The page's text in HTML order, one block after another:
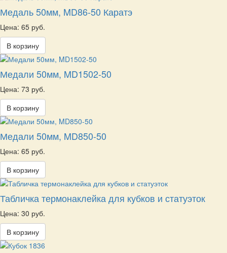
Медаль 50мм, MD86-50 Каратэ
Цена: 65 руб.
В корзину
Медали 50мм, MD1502-50
Цена: 73 руб.
В корзину
Медали 50мм, MD850-50
Цена: 65 руб.
В корзину
Табличка термонаклейка для кубков и статуэток
Цена: 30 руб.
В корзину